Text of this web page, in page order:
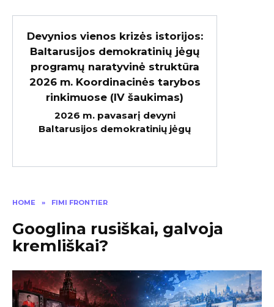
HOME » FIMI FRONTIER
Googlina rusiškai, galvoja
kremliškai?
Devynios vienos krizės istorijos:
Baltarusijos demokratinių jėgų
programų naratyvinė struktūra
2026 m. Koordinacinės tarybos
rinkimuose (IV šaukimas)
2026 m. pavasarį devyni
Baltarusijos demokratinių jėgų